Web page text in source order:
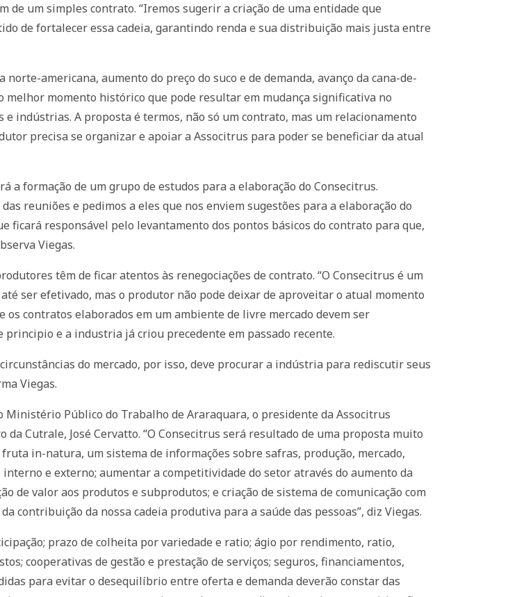
de um simples contrato. “Iremos sugerir a criação de uma entidade que
de fortalecer essa cadeia, garantindo renda e sua distribuição mais justa entre
americana, aumento do preço do suco e de demanda, avanço da cana-de-
melhor momento histórico que pode resultar em mudança significativa no
indústrias. A proposta é termos, não só um contrato, mas um relacionamento
precisa se organizar e apoiar a Associtrus para poder se beneficiar da atual
a formação de um grupo de estudos para a elaboração do Consecitrus.
reuniões e pedimos a eles que nos enviem sugestões para a elaboração do
ficará responsável pelo levantamento dos pontos básicos do contrato para que,
Viegas.
têm de ficar atentos às renegociações de contrato. “O Consecitrus é um
ser efetivado, mas o produtor não pode deixar de aproveitar o atual momento
os contratos elaborados em um ambiente de livre mercado devem ser
e a industria já criou precedente em passado recente.
do mercado, por isso, deve procurar a indústria para rediscutir seus
Viegas.
Ministério Público do Trabalho de Araraquara, o presidente da Associtrus
Cutrale, José Cervatto. “O Consecitrus será resultado de uma proposta muito
in-natura, um sistema de informações sobre safras, produção, mercado,
e externo; aumentar a competitividade do setor através do aumento da
de valor aos produtos e subprodutos; e criação de sistema de comunicação com
contribuição da nossa cadeia produtiva para a saúde das pessoas”, diz Viegas.
prazo de colheita por variedade e ratio; ágio por rendimento, ratio,
cooperativas de gestão e prestação de serviços; seguros, financiamentos,
para evitar o desequilíbrio entre oferta e demanda deverão constar das